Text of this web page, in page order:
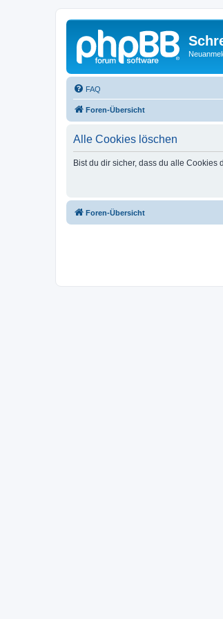
FAQ
Foren-Übersicht
Alle Cookies löschen
Bist du dir sicher, dass du alle Cookies
Foren-Übersicht